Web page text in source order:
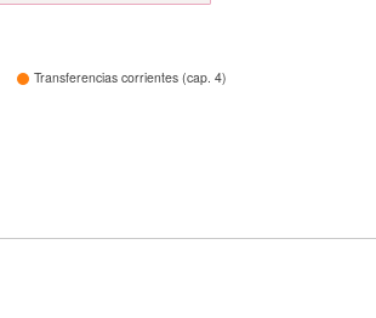
Transferencias corrientes (cap. 4)